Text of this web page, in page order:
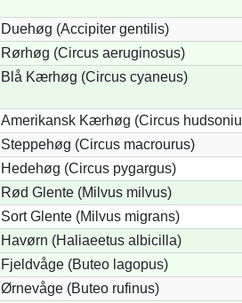
Duehøg (Accipiter gentilis)
Rørhøg (Circus aeruginosus)
Blå Kærhøg (Circus cyaneus)
Amerikansk Kærhøg (Circus
Steppehøg (Circus macrourus)
Hedehøg (Circus pygargus)
Rød Glente (Milvus milvus)
Sort Glente (Milvus migrans)
Havørn (Haliaeetus albicilla)
Fjeldvåge (Buteo lagopus)
Ørnevåge (Buteo rufinus)